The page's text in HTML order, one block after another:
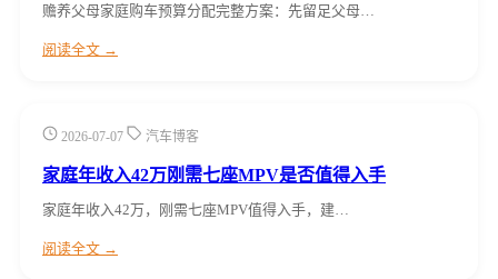
赡养父母家庭购车预算分配完整方案：先留足父母…
阅读全文 →
2026-07-07 汽车博客
家庭年收入42万刚需七座MPV是否值得入手
家庭年收入42万，刚需七座MPV值得入手，建…
阅读全文 →